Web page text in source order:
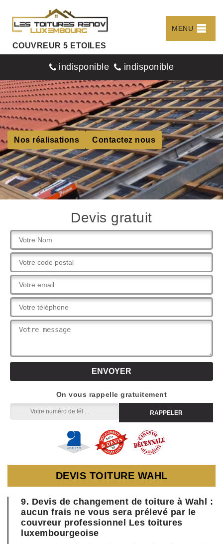
COUVREUR 5 ETOILES
MENU
indisponible indisponible
Nos réalisations Contactez nous
Devis gratuit
On vous rappelle gratuitement
DEVIS TOITURE WAHL
9. Devis de changement de toiture à Wahl :
aucun frais ne vous sera prélevé par le
couvreur professionnel Les toitures
luxembourgeoise